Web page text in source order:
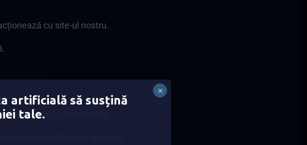
cu site-ul nostru.
vizitatorilor.
despre utilizarea site-ului.
artificială să susțină
tale.
×